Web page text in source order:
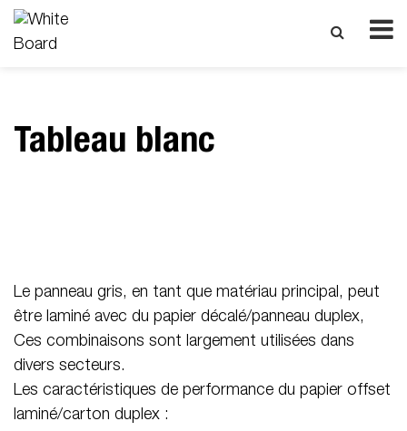
Tableau blanc
Le panneau gris, en tant que matériau principal, peut
être laminé avec du papier décalé/panneau duplex,
Ces combinaisons sont largement utilisées dans
divers secteurs.
Les caractéristiques de performance du papier offset
laminé/carton duplex :